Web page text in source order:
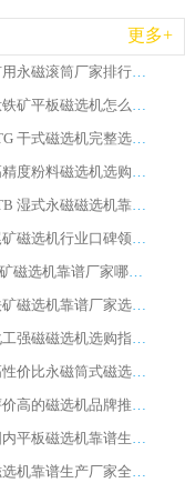
更多+
2026 矿用永磁滚筒厂家排行榜选购指南，行业口碑领域强者华体会手机网页版-华体会(中国)
2026 钛铁矿平板磁选机怎么选 靠谱生产企业实力排行榜选购参考攻略
2026CTG 干式磁选机完整选购指南 行业口碑顶尖靠谱生产龙头厂家实力推荐
2026 高精度粉料磁选机选购全攻略 行业优质品牌华体会手机网页版-华体会(中国) 实力深度解析
2026CTB 湿式永磁磁选机靠谱厂家实力排行榜 铁矿选矿设备采购全流程选购指南
2026 尾矿磁选机行业口碑领域强者，源头直供国内主流厂家华体会手机网页版-华体会(中国) 一站式服务
2026尾矿磁选机靠谱厂家哪家好 行业口碑领域强者华体会手机网页版-华体会(中国) 推荐
2026 铁矿磁选机靠谱厂家选购全攻略 行业标杆华体会手机网页版-华体会(中国) 设备性价比出众
2026 化工强磁磁选机选购指南 5 家行业口碑靠谱厂家领域强者推荐
2026 高性价比永磁筒式磁选机品牌盘点 行业强者口碑实测选购完整指南
2026 评价高的磁选机品牌推荐选购指南，永磁筒式磁选机设备领域强者全景行业口碑解析
2026 国内平板磁选机靠谱生产厂家推荐排名|行业口碑选购指南，领域强者按需选设备
2026 磁选机靠谱生产厂家全梳理 分场景选型行业头部品牌选购参考攻略